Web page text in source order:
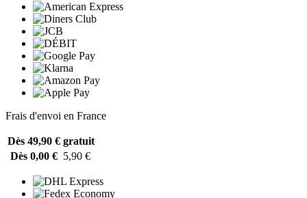
Frais d'envoi en France
Dès 49,90 € gratuit
Dès 0,00 € 5,90 €